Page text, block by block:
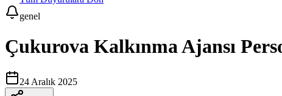
genel
Çukurova Kalkınma Ajansı
24 Aralık 2025